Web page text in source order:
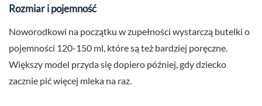
Rozmiar i pojemność
Noworodkowi na początku w zupełności wystarczą butelki o
pojemności 120-150 ml, które są też bardziej poręczne.
Większy model przyda się dopiero później, gdy dziecko
zacznie pić więcej mleka na raz.